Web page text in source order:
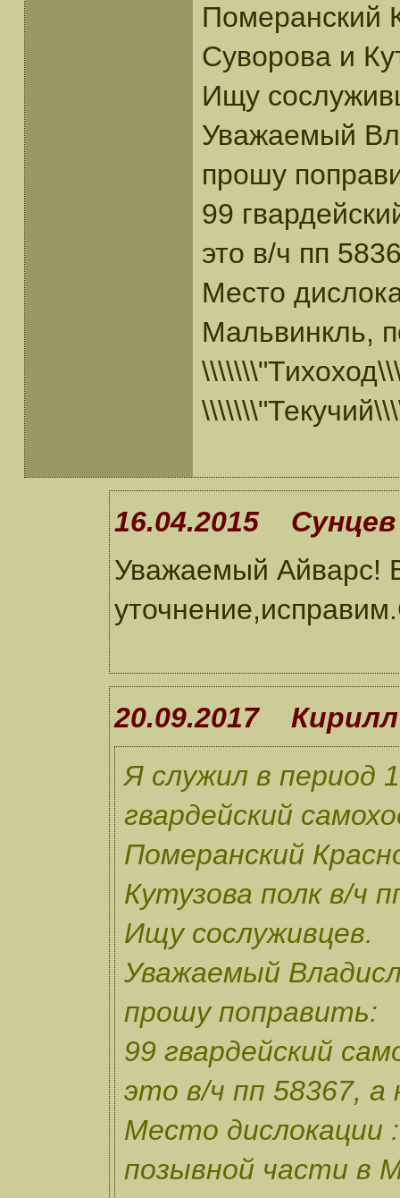
Померанский
Суворова и
Ищу
Уважаемый
прошу
99
это в/ч пп
Место
Мальвинкль,
16.04.2015
Уважаемый Айварс!
20.09.2017 Кирилл
Я служил в период
гвардейский
Померанский
Кутузова полк в/ч
Ищу сослуживцев.
Уважаемый
прошу поправить:
99 гвардейский
это в/ч пп 58367, а
Место дислокации
позывной части в